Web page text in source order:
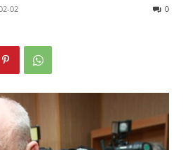
02 0